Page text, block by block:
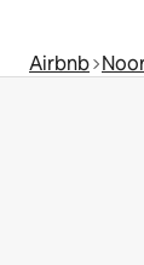
Airbnb